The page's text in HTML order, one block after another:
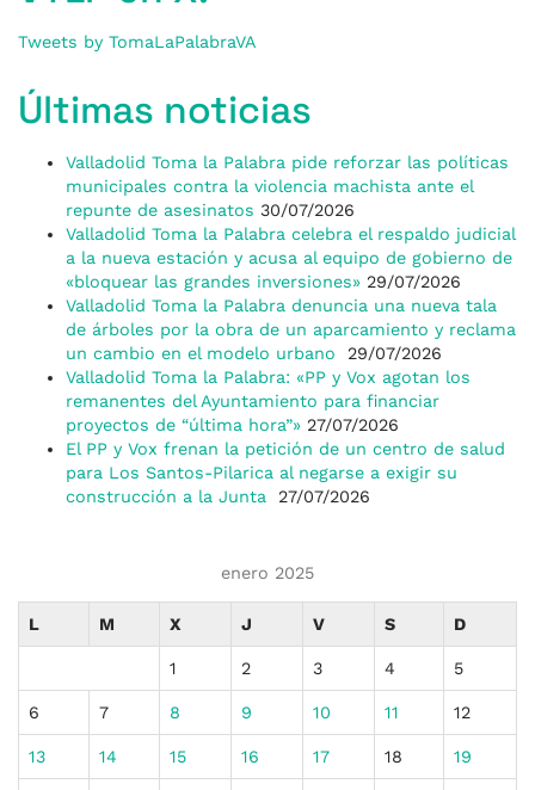
Tweets by TomaLaPalabraVA
Últimas noticias
Valladolid Toma la Palabra pide reforzar las políticas
municipales contra la violencia machista ante el
repunte de asesinatos 30/07/2026
Valladolid Toma la Palabra celebra el respaldo judicial
a la nueva estación y acusa al equipo de gobierno de
«bloquear las grandes inversiones» 29/07/2026
Valladolid Toma la Palabra denuncia una nueva tala
de árboles por la obra de un aparcamiento y reclama
un cambio en el modelo urbano
29/07/2026
Valladolid Toma la Palabra: «PP y Vox agotan los
remanentes del Ayuntamiento para financiar
proyectos de “última hora”» 27/07/2026
El PP y Vox frenan la petición de un centro de salud
para Los Santos-Pilarica al negarse a exigir su
construcción a la Junta
27/07/2026
enero 2025
L M X J V S D
1 2 3 4 5
6 7 8 9 10 11 12
13 14 15 16 17 18 19